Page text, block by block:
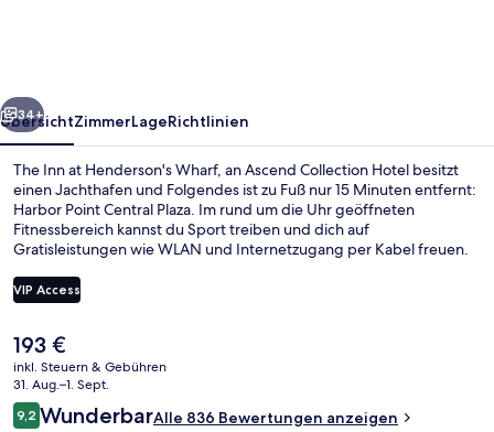
Ascend
Collection
Hotel
Weiter
34+
ÜbersichtZimmerLageRichtlinien
The Inn at Henderson's Wharf, an Ascend Collection Hotel besitzt
einen Jachthafen und Folgendes ist zu Fuß nur 15 Minuten entfernt:
Harbor Point Central Plaza. Im rund um die Uhr geöffneten
Fitnessbereich kannst du Sport treiben und dich auf
Gratisleistungen wie WLAN und Internetzugang per Kabel freuen.
Garten. Andere Reisende lieben das hilfsbereite Personal und die
Lage.
VIP Access
Der
aktuelle
Preis
beträgt
193 €.
193 €
inkl. Steuern & Gebühren
31. Aug.–1. Sept.
Bewertungen
9,29,2 von 10.
WunderbarAlle 836 Bewertungen anzeigen